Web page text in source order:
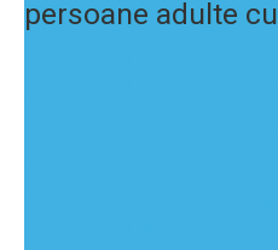
persoane adulte cu